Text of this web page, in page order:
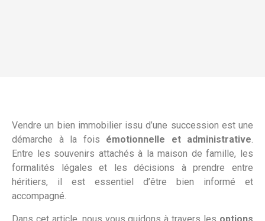
Vendre un bien immobilier issu d’une succession est une
démarche à la fois émotionnelle et administrative.
Entre les souvenirs attachés à la maison de famille, les
formalités légales et les décisions à prendre entre
héritiers, il est essentiel d’être bien informé et
accompagné.
Dans cet article, nous vous guidons à travers les options